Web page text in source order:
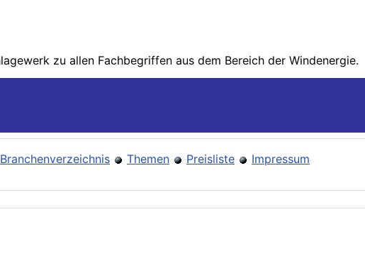
zu allen Fachbegriffen aus dem Bereich der Wind­energie.
Branchenverzeichnis Themen Preisliste Impressum